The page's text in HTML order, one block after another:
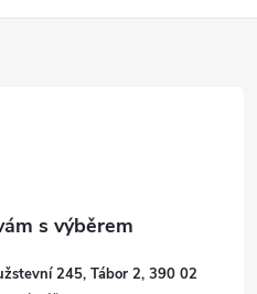
245, Tábor 2, 390 02